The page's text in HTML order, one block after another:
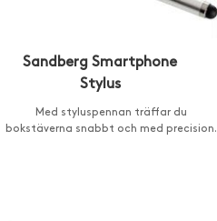
Sandberg Smartphone
Stylus
Med styluspennan träffar du
bokstäverna snabbt och med precision.